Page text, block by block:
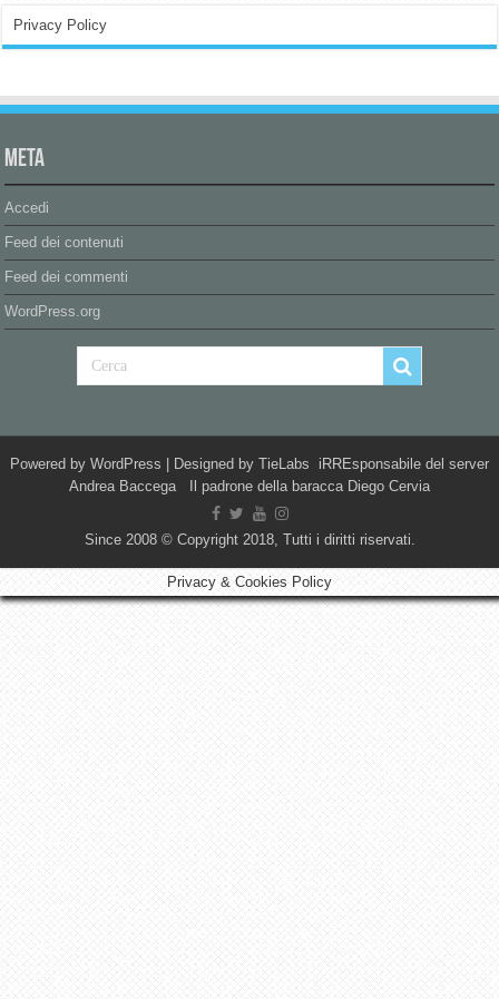
Privacy Policy
Meta
Accedi
Feed dei contenuti
Feed dei commenti
WordPress.org
Powered by WordPress | Designed by TieLabs iRREsponsabile del server
Andrea Baccega Il padrone della baracca Diego Cervia
Since 2008 © Copyright 2018, Tutti i diritti riservati.
Privacy & Cookies Policy